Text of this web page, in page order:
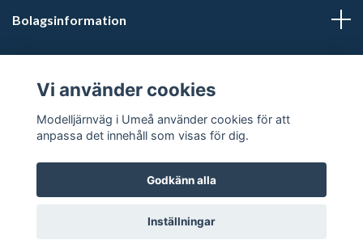
Bolagsinformation
Butikstider: Vardagar kl 12.00-15.00. Övrig tid efter
överenskommelse.
© 2026 Modelljärnväg i Umeå
Vi använder cookies
Modelljärnväg i Umeå använder cookies för att
anpassa det innehåll som visas för dig.
Godkänn alla
Inställningar